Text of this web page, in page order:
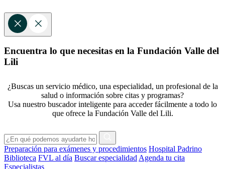
Encuentra lo que necesitas en la Fundación Valle del
Lili
¿Buscas un servicio médico, una especialidad, un profesional de la
salud o información sobre citas y programas?
Usa nuestro buscador inteligente para acceder fácilmente a todo lo
que ofrece la Fundación Valle del Lili.
Preparación para exámenes y procedimientos Hospital Padrino
Biblioteca FVL al día Buscar especialidad Agenda tu cita
Especialistas